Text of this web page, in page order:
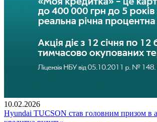
10.02.2026
Hyundai TUCSON став головним призом в